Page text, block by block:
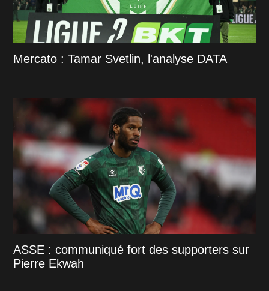
Mercato : Tamar Svetlin, l'analyse DATA
ASSE : communiqué fort des supporters sur
Pierre Ekwah